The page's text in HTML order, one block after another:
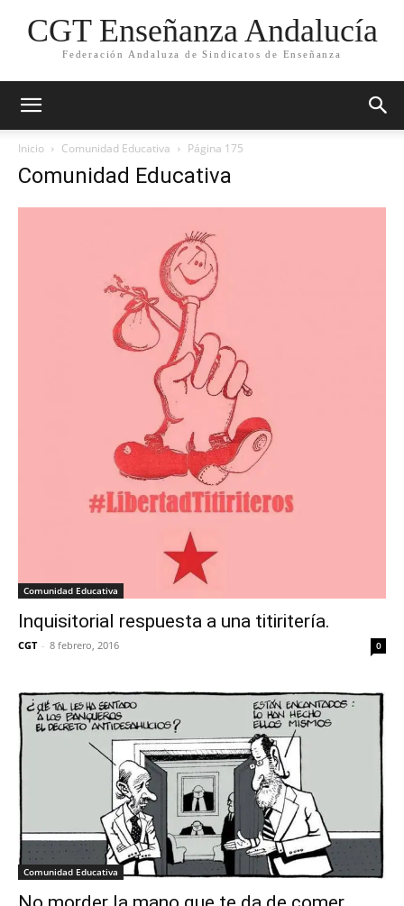
CGT Enseñanza Andalucía
Federación Andaluza de Sindicatos de Enseñanza
Inicio Comunidad Educativa Página 175
Comunidad Educativa
Comunidad Educativa
Inquisitorial respuesta a una titiritería.
CGT - 8 febrero, 2016 0
Comunidad Educativa